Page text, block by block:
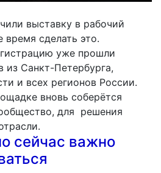
выставку в рабочий
время сделать это.
уже прошли
из Санкт-Петербурга,
и всех регионов России.
вновь соберётся
для решения
сейчас важно